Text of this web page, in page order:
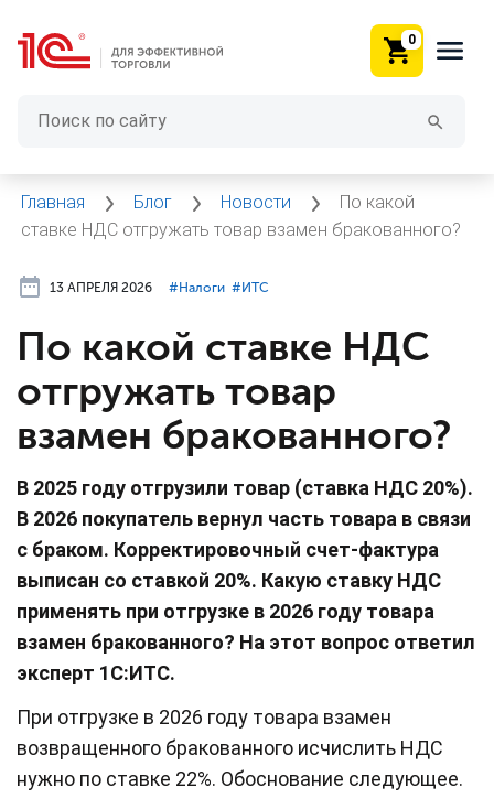
0
Главная Блог Новости
По какой
ставке НДС отгружать товар взамен бракованного?
13 АПРЕЛЯ 2026 #⁣Налоги #⁣ИТC
По какой ставке НДС
отгружать товар
взамен бракованного?
В 2025 году отгрузили товар (ставка НДС 20%).
В 2026 покупатель вернул часть товара в связи
с браком. Корректировочный счет-фактура
выписан со ставкой 20%. Какую ставку НДС
применять при отгрузке в 2026 году товара
взамен бракованного? На этот вопрос ответил
эксперт 1С:ИТС.
При отгрузке в 2026 году товара взамен
возвращенного бракованного исчислить НДС
нужно по ставке 22%. Обоснование следующее.